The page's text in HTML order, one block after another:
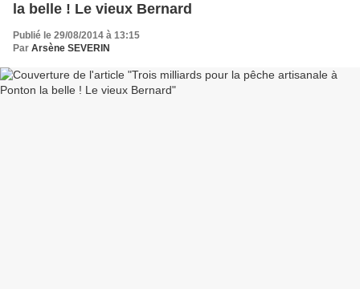
la belle ! Le vieux Bernard
Publié le 29/08/2014 à 13:15
Par Arsène SEVERIN